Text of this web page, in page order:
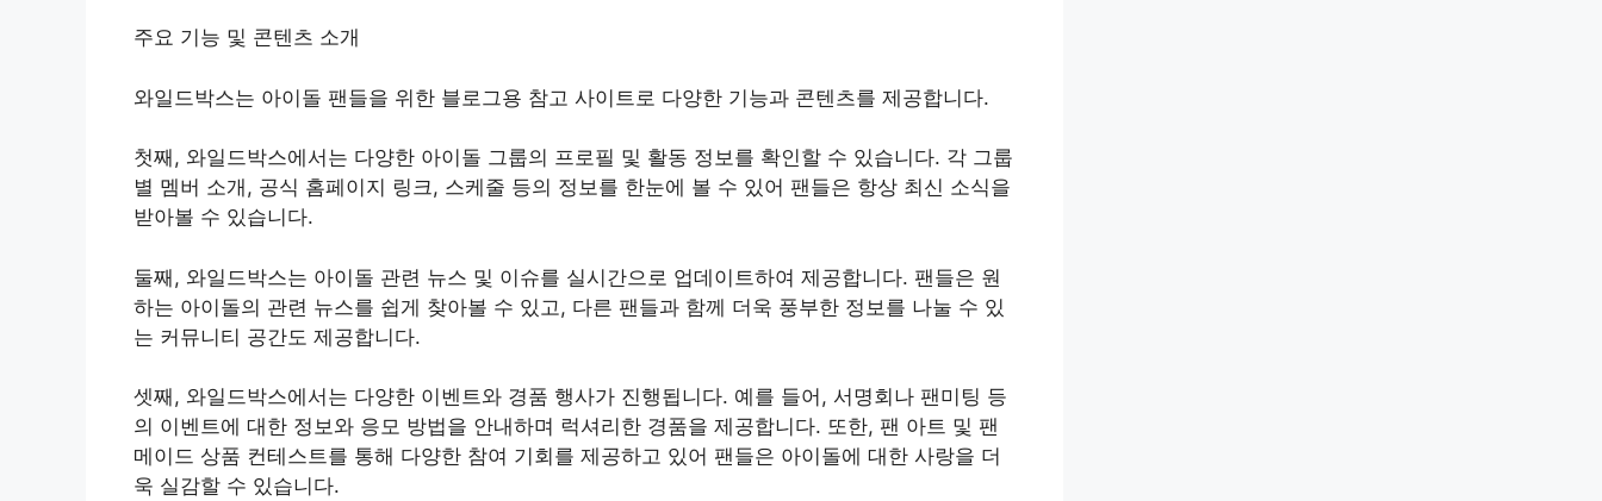
주요 기능 및 콘텐츠 소개
와일드박스는 아이돌 팬들을 위한 블로그용 참고 사이트로 다양한 기능과 콘텐츠를 제공합니다.
첫째, 와일드박스에서는 다양한 아이돌 그룹의 프로필 및 활동 정보를 확인할 수 있습니다. 각 그룹
별 멤버 소개, 공식 홈페이지 링크, 스케줄 등의 정보를 한눈에 볼 수 있어 팬들은 항상 최신 소식을
받아볼 수 있습니다.
둘째, 와일드박스는 아이돌 관련 뉴스 및 이슈를 실시간으로 업데이트하여 제공합니다. 팬들은 원
하는 아이돌의 관련 뉴스를 쉽게 찾아볼 수 있고, 다른 팬들과 함께 더욱 풍부한 정보를 나눌 수 있
는 커뮤니티 공간도 제공합니다.
셋째, 와일드박스에서는 다양한 이벤트와 경품 행사가 진행됩니다. 예를 들어, 서명회나 팬미팅 등
의 이벤트에 대한 정보와 응모 방법을 안내하며 럭셔리한 경품을 제공합니다. 또한, 팬 아트 및 팬
메이드 상품 컨테스트를 통해 다양한 참여 기회를 제공하고 있어 팬들은 아이돌에 대한 사랑을 더
욱 실감할 수 있습니다.